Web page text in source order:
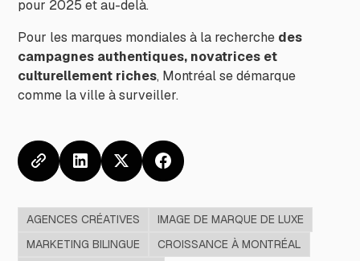
pour 2025 et au-delà.
Pour les marques mondiales à la recherche des
campagnes authentiques, novatrices et
culturellement riches, Montréal se démarque
comme la ville à surveiller.
AGENCES CRÉATIVES
IMAGE DE MARQUE DE LUXE
MARKETING BILINGUE
CROISSANCE À MONTRÉAL